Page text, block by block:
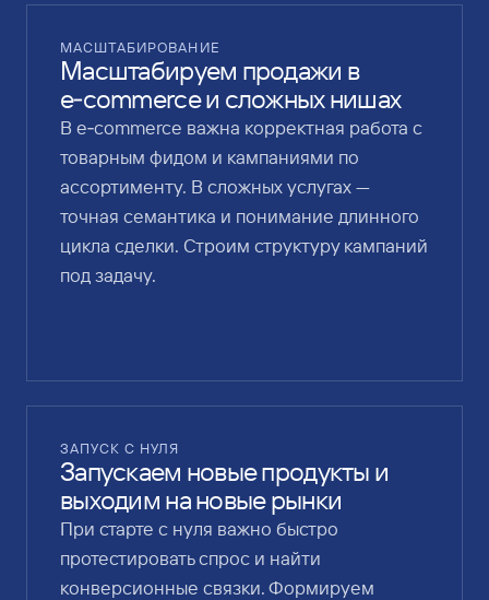
МАСШТАБИРОВАНИЕ
Масштабируем продажи в
e‑commerce и сложных нишах
В e‑commerce важна корректная работа с
товарным фидом и кампаниями по
ассортименту. В сложных услугах —
точная семантика и понимание длинного
цикла сделки. Строим структуру кампаний
под задачу.
ЗАПУСК С НУЛЯ
Запускаем новые продукты и
выходим на новые рынки
При старте с нуля важно быстро
протестировать спрос и найти
конверсионные связки. Формируем